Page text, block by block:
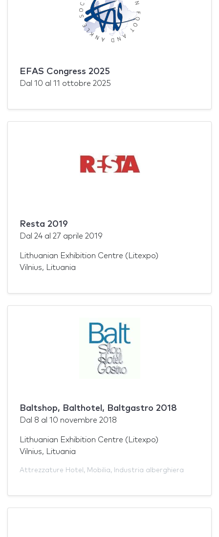
EFAS Congress 2025
Dal 10 al 11 ottobre 2025
Resta 2019
Dal 24 al 27 aprile 2019
Lithuanian Exhibition Centre (Litexpo)
Vilnius, Lituania
Baltshop, Balthotel, Baltgastro 2018
Dal 8 al 10 novembre 2018
Lithuanian Exhibition Centre (Litexpo)
Vilnius, Lituania
Attrezzature Hotel , Mobilia, Industria alberghiera